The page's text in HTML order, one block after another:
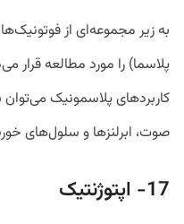
به زیر مجموعه‌ای از
پلاسما) را مورد مطالعه قرار
کاربرد‌های پلاسمونیک می‌توان
صوت، ابر‌لنز‌ها و سلول‌های
17- اپتوژنتیک